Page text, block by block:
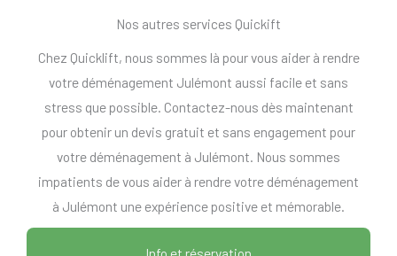
Nos autres services Quickift
Chez Quicklift, nous sommes là pour vous aider à rendre
votre déménagement Julémont aussi facile et sans
stress que possible. Contactez-nous dès maintenant
pour obtenir un devis gratuit et sans engagement pour
votre déménagement à Julémont. Nous sommes
impatients de vous aider à rendre votre déménagement
à Julémont une expérience positive et mémorable.